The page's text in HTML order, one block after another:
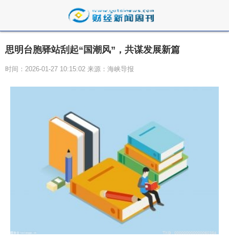
思明台胞驿站刮起“国潮风”，共谋发展新篇
时间：2026-01-27 10:15:02 来源：海峡导报